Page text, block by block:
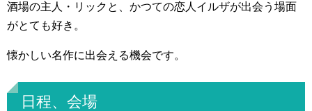
酒場の主人・リックと、かつての恋人イルザが出会う場面
がとても好き。
懐かしい名作に出会える機会です。
日程、会場